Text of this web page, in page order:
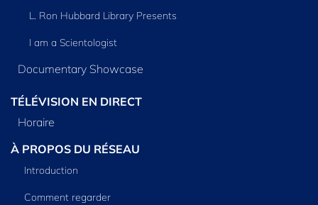
L. Ron Hubbard Library Presents
I am a Scientologist
Documentary Showcase
TÉLÉVISION EN DIRECT
Horaire
À PROPOS DU RÉSEAU
Introduction
Comment regarder